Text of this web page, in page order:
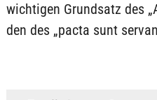
wichtigen Grundsatz des
den des „pacta sunt